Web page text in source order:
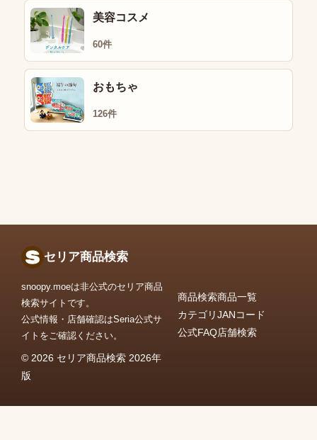
美容コスメ
60件
おもちゃ
126件
セリア商品検索
snoopy.moeは非公式のセリア商品
検索サイトです。
公式情報・店舗確認はSeria公式サ
イトをご確認ください。
© 2026 セリア商品検索 2026年
版
商品検索商品一覧
カテゴリJANコード
公式FAQ店舗検索